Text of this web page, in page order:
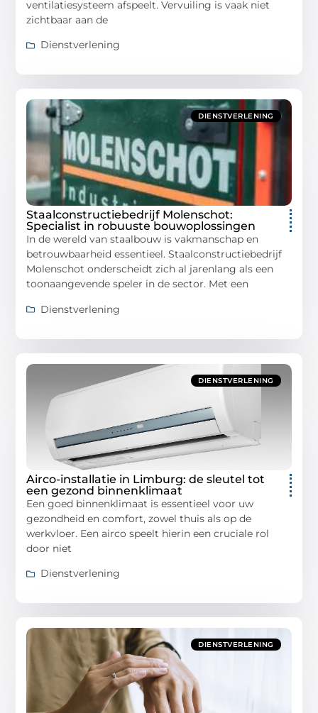
ventilatiesysteem afspeelt. Vervuiling is vaak niet
zichtbaar aan de
Dienstverlening
DIENSTVERLENING
Staalconstructiebedrijf Molenschot:
Specialist in robuuste bouwoplossingen
In de wereld van staalbouw is vakmanschap en
betrouwbaarheid essentieel. Staalconstructiebedrijf
Molenschot onderscheidt zich al jarenlang als een
toonaangevende speler in de sector. Met een
Dienstverlening
DIENSTVERLENING
Airco-installatie in Limburg: de sleutel tot
een gezond binnenklimaat
Een goed binnenklimaat is essentieel voor uw
gezondheid en comfort, zowel thuis als op de
werkvloer. Een airco speelt hierin een cruciale rol
door niet
Dienstverlening
DIENSTVERLENING